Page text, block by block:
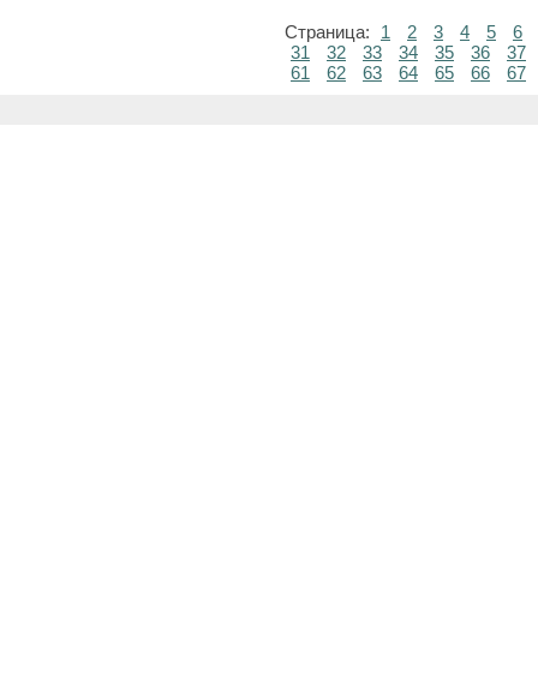
Страница: 1 2 3 4 5
6
31
32 33 34 35 36
37
61
62 63 64 65 66 67